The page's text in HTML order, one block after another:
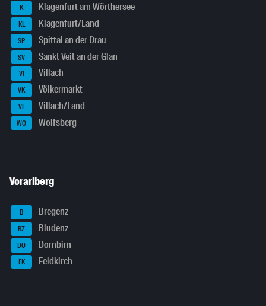
K Klagenfurt am Wörthersee
KL Klagenfurt/Land
SP Spittal an der Drau
SV Sankt Veit an der Glan
VI Villach
VK Völkermarkt
VL Villach/Land
WO Wolfsberg
Vorarlberg
B Bregenz
BZ Bludenz
DO Dornbirn
FK Feldkirch